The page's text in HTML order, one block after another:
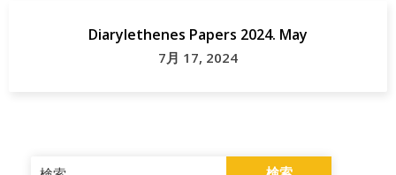
Diarylethenes Papers 2024. May
7月 17, 2024
検